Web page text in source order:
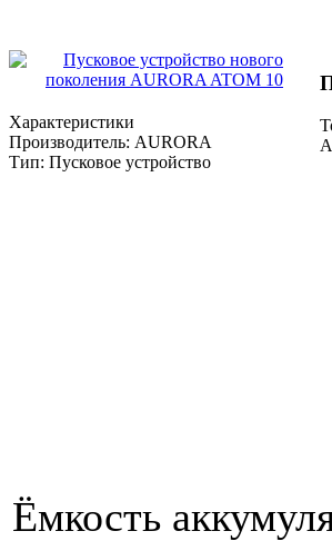
Характеристики
Производитель: AURORA
Тип: Пусковое устройство
Ёмкость